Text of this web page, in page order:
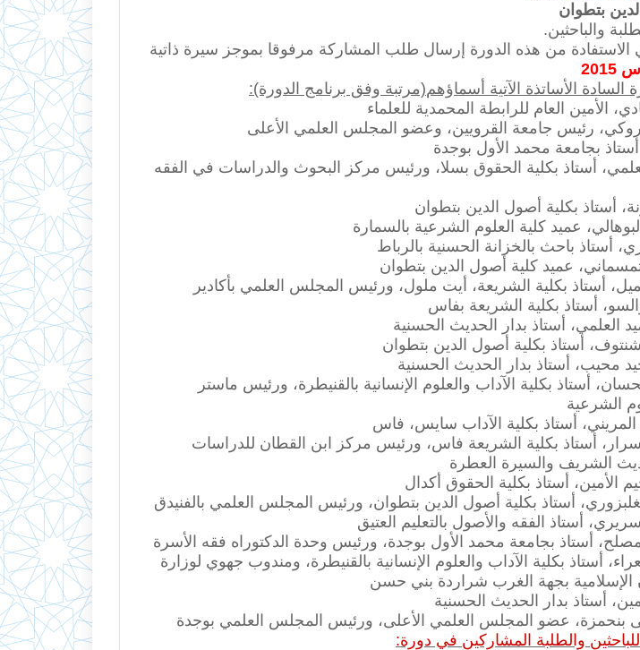
بتطوان
والباحثين.
الاستفادة من هذه الدورة إرسال طلب المشاركة مرفوقا بموجز سيرة ذاتية
الأساتذة الآتية أسماؤهم(مرتبة وفق برنامج الدورة):
الأمين العام للرابطة المحمدية للعلماء
رئيس جامعة القرويين، وعضو المجلس العلمي الأعلى
أستاذ بجامعة محمد الأول بوجدة
أستاذ بكلية الحقوق بسلا، ورئيس مركز البحوث والدراسات في الفقه
أستاذ بكلية أصول الدين بتطوان
عميد كلية العلوم الشرعية بالسمارة
أستاذ باحث بالخزانة الحسنية بالرباط
عميد كلية أصول الدين بتطوان
أستاذ بكلية الشريعة، أيت ملول، ورئيس المجلس العلمي بأكادير
أستاذ بكلية الشريعة بفاس
العلمي، أستاذ بدار الحديث الحسنية
أستاذ بكلية أصول الدين بتطوان
محيب، أستاذ بدار الحديث الحسنية
أستاذ بكلية الآداب والعلوم الإنسانية بالقنيطرة، ورئيس ماستر
الشرعية
المريني، أستاذ بكلية الآداب سايس، فاس
أستاذ بكلية الشريعة فاس، ورئيس مركز ابن القطان للدراسات
الشريف والسيرة العطرة
الأمين، أستاذ بكلية الحقوق أكدال
أستاذ بكلية أصول الدين بتطوان، ورئيس المجلس العلمي بالفنيدق
أستاذ الفقه والأصول بالتعليم العتيق
أستاذ بجامعة محمد الأول بوجدة، ورئيس وحدة الدكتوراه فقه الأسرة
أستاذ بكلية الآداب والعلوم الإنسانية بالقنيطرة، ومندوب جهوي لوزارة
الإسلامية بجهة الغرب شراردة بني حسن
أستاذ بدار الحديث الحسنية
بنحمزة، عضو المجلس العلمي الأعلى، ورئيس المجلس العلمي بوجدة
والطلبة المشاركين في دورة: